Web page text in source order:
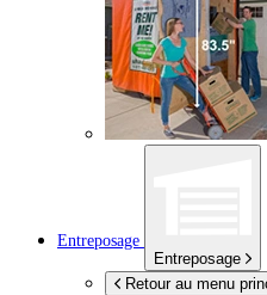
Entreposage
Entreposage
Retour au menu